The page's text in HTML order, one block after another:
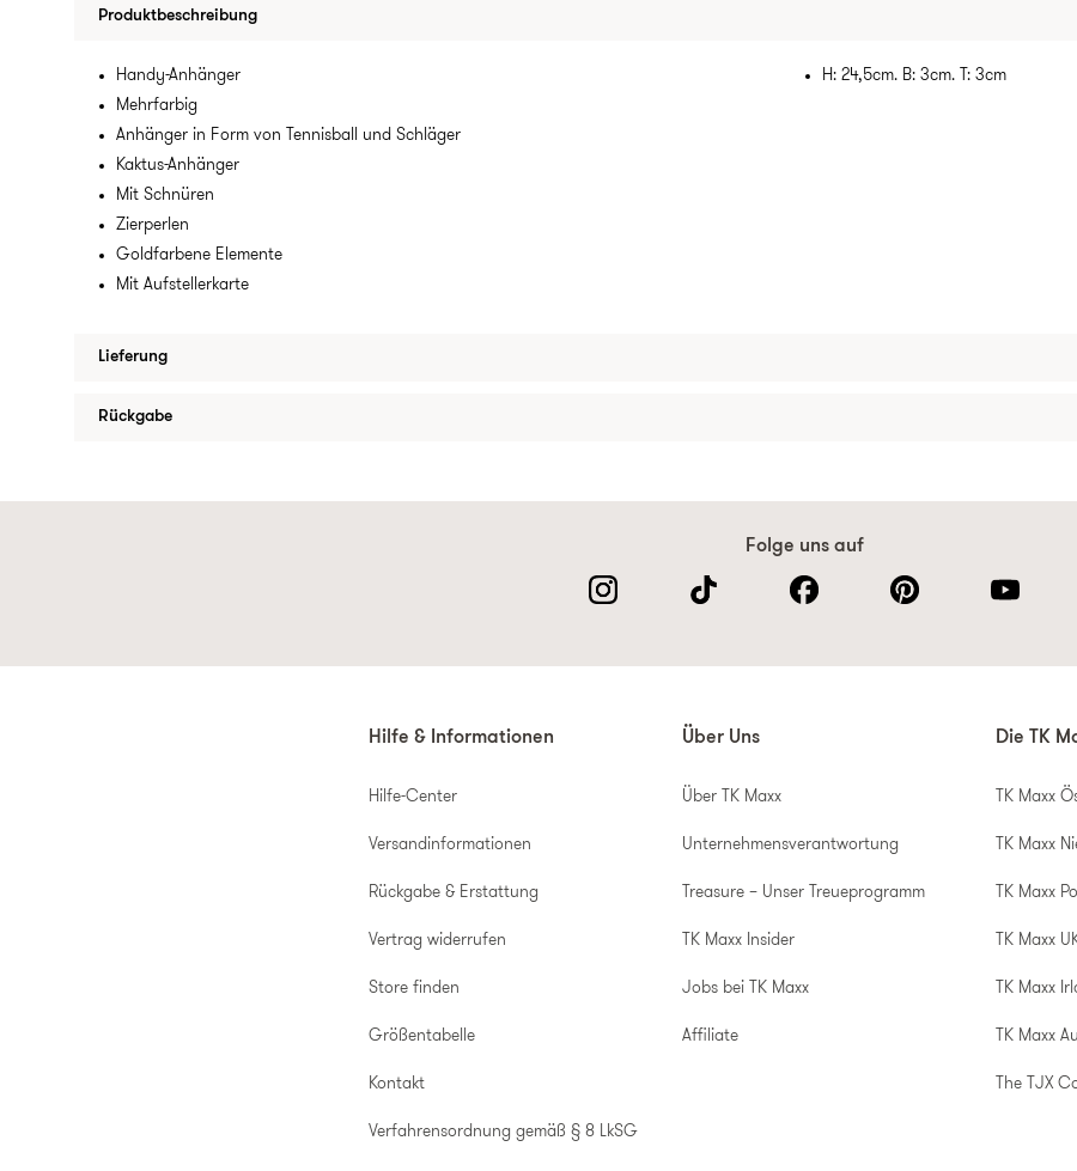
Produktbeschreibung
Handy-Anhänger
Mehrfarbig
Anhänger in Form von Tennisball und Schläger
Kaktus-Anhänger
Mit Schnüren
Zierperlen
Goldfarbene Elemente
Mit Aufstellerkarte
H: 24,5cm. B: 3cm. T: 3cm
Lieferung
Rückgabe
Folge uns auf
Hilfe & Informationen
Hilfe-Center
Versandinformationen
Rückgabe & Erstattung
Vertrag widerrufen
Store finden
Größentabelle
Kontakt
Verfahrensordnung gemäß § 8 LkSG
Über Uns
Über TK Maxx
Unternehmensverantwortung
Treasure – Unser Treueprogramm
TK Maxx Insider
Jobs bei TK Maxx
Affiliate
Die TK
TK Maxx
TK Maxx
TK Maxx
TK Maxx
TK Maxx
TK Maxx
The TJX